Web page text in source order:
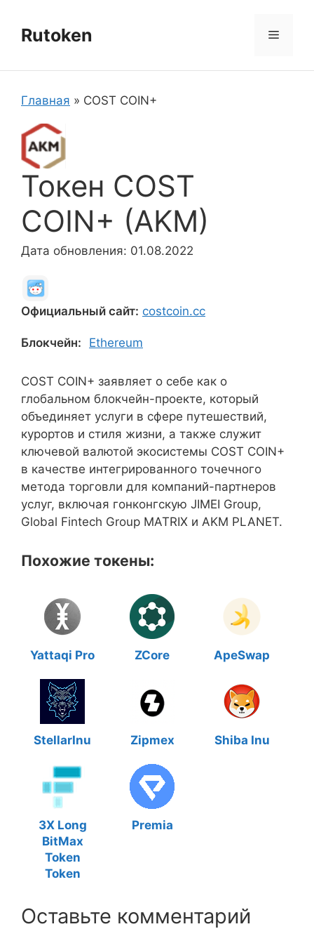
содержимому
Rutoken Меню
Главная » COST COIN+
Токен COST
COIN+ (AKM)
Дата обновления: 01.08.2022
Официальный сайт: costcoin.cc
Блокчейн: Ethereum
COST COIN+ заявляет о себе как о
глобальном блокчейн-проекте, который
объединяет услуги в сфере путешествий,
курортов и стиля жизни, а также служит
ключевой валютой экосистемы COST COIN+
в качестве интегрированного точечного
метода торговли для компаний-партнеров
услуг, включая гонконгскую JIMEI Group,
Global Fintech Group MATRIX и AKM PLANET.
Похожие токены:
Yattaqi Pro ZCore ApeSwap
StellarInu Zipmex Shiba Inu
3X Long
BitMax
Token
Token
Premia
Оставьте комментарий